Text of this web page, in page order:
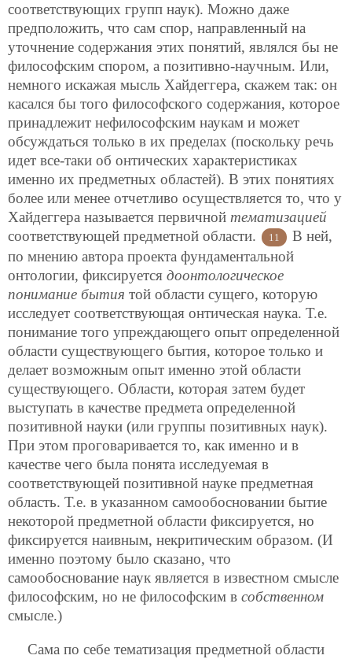
соответствующих групп наук). Можно даже
предположить, что сам спор, направленный на
уточнение содержания этих понятий, являлся бы не
философским спором, а позитивно-научным. Или,
немного искажая мысль Хайдеггера, скажем так: он
касался бы того философского содержания, которое
принадлежит нефилософским наукам и может
обсуждаться только в их пределах (поскольку речь
идет все-таки об онтических характеристиках
именно их предметных областей). В этих понятиях
более или менее отчетливо осуществляется то, что у
Хайдеггера называется первичной тематизацией
соответствующей предметной области.
11
В ней,
по мнению автора проекта фундаментальной
онтологии, фиксируется доонтологическое
понимание бытия той области сущего, которую
исследует соответствующая онтическая наука. Т.е.
понимание того упреждающего опыт определенной
области существующего бытия, которое только и
делает возможным опыт именно этой области
существующего. Области, которая затем будет
выступать в качестве предмета определенной
позитивной науки (или группы позитивных наук).
При этом проговаривается то, как именно и в
качестве чего была понята исследуемая в
соответствующей позитивной науке предметная
область. Т.е. в указанном самообосновании бытие
некоторой предметной области фиксируется, но
фиксируется наивным, некритическим образом. (И
именно поэтому было сказано, что
самообоснование наук является в известном смысле
философским, но не философским в собственном
смысле.)
Сама по себе тематизация предметной области